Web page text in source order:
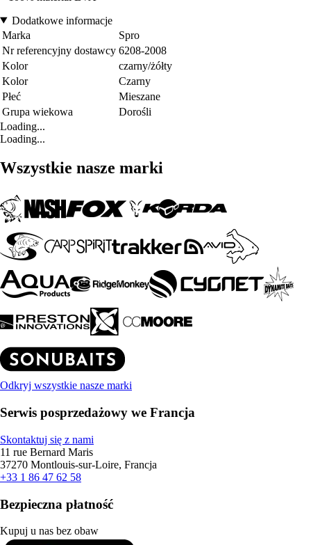
Dodatkowe informacje
Marka
Spro
Nr referencyjny dostawcy 6208-2008
Kolor
czarny/żółty
Kolor
Czarny
Płeć
Mieszane
Grupa wiekowa
Dorośli
Loading...
Loading...
Wszystkie nasze marki
Odkryj wszystkie nasze marki
Serwis posprzedażowy we Francja
Skontaktuj się z nami
11 rue Bernard Maris
37270 Montlouis-sur-Loire, Francja
+33 1 86 47 62 58
Bezpieczna płatność
Kupuj u nas bez obaw